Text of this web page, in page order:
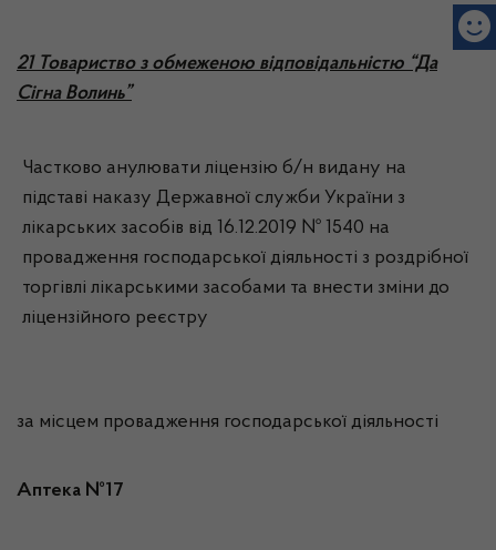
21 Товариство з обмеженою відповідальністю “Да
Сігна Волинь”
Частково анулювати ліцензію б/н видану на
підставі наказу Державної служби України з
лікарських засобів від 16.12.2019 № 1540 на
провадження господарської діяльності з роздрібної
торгівлі лікарськими засобами та внести зміни до
ліцензійного реєстру
за місцем провадження господарської діяльності
Аптека №17